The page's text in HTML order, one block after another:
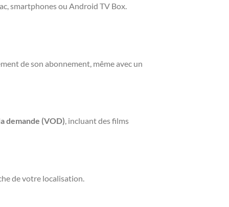
smartphones ou Android TV Box.
de son abonnement, même avec un
demande (VOD), incluant des films
de votre localisation.